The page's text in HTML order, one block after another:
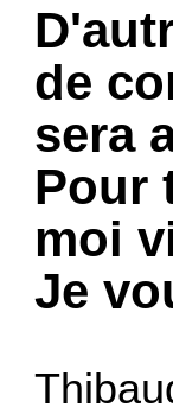
de
sera
Pour
moi
Je